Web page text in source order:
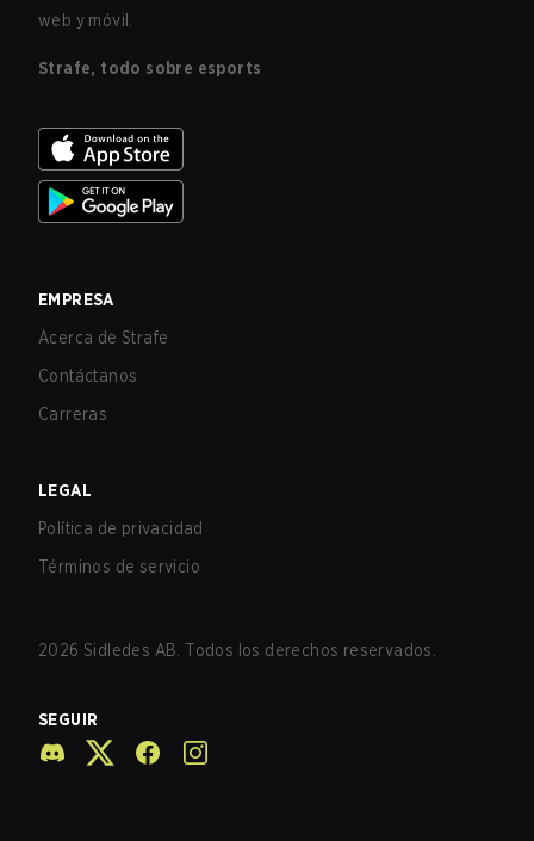
web y móvil.
Strafe, todo sobre esports
EMPRESA
Acerca de Strafe
Contáctanos
Carreras
LEGAL
Política de privacidad
Términos de servicio
2026 Sidledes AB. Todos los derechos reservados.
SEGUIR